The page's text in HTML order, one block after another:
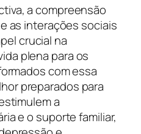
a compreensão
as interações sociais
crucial na
plena para os
com essa
preparados para
a
e o suporte familiar,